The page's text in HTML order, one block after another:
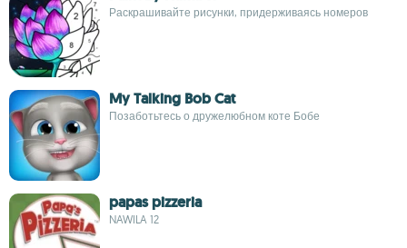
Раскрашивайте рисунки, придерживаясь номеров
My Talking Bob Cat
Позаботьтесь о дружелюбном коте Бобе
papas pizzeria
NAWILA 12